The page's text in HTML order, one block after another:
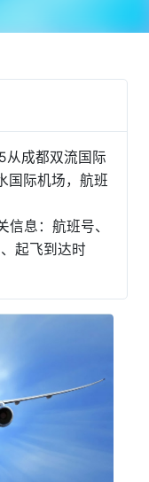
从成都双流国际
国际机场，航班
息：航班号、
起飞到达时